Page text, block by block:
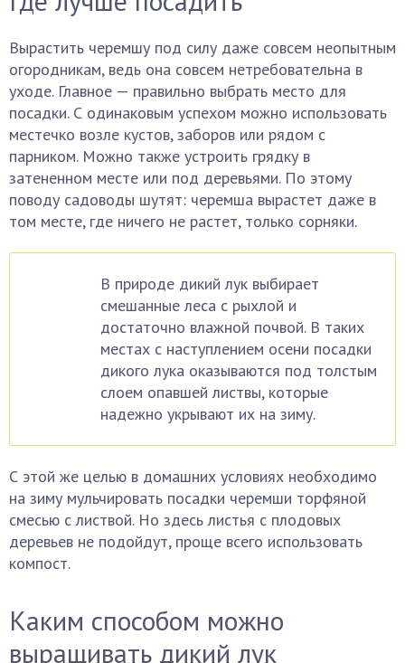
Вырастить черемшу под силу даже совсем неопытным
огородникам, ведь она совсем нетребовательна в
уходе. Главное — правильно выбрать место для
посадки. С одинаковым успехом можно использовать
местечко возле кустов, заборов или рядом с
парником. Можно также устроить грядку в
затененном месте или под деревьями. По этому
поводу садоводы шутят: черемша вырастет даже в
том месте, где ничего не растет, только сорняки.
В природе дикий лук выбирает
смешанные леса с рыхлой и
достаточно влажной почвой. В таких
местах с наступлением осени посадки
дикого лука оказываются под толстым
слоем опавшей листвы, которые
надежно укрывают их на зиму.
С этой же целью в домашних условиях необходимо
на зиму мульчировать посадки черемши торфяной
смесью с листвой. Но здесь листья с плодовых
деревьев не подойдут, проще всего использовать
компост.
Каким способом можно
выращивать дикий лук